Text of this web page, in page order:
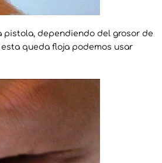
dependiendo del grosor de
queda floja podemos usar